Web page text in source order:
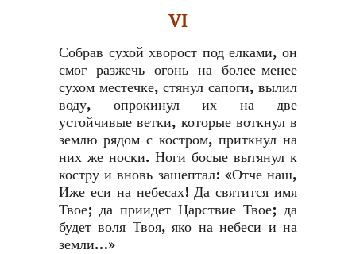
VI
Собрав сухой хворост под елками, он
смог разжечь огонь на более-менее
сухом местечке, стянул сапоги, вылил
воду, опрокинул их на две
устойчивые ветки, которые воткнул в
землю рядом с костром, приткнул на
них же носки. Ноги босые вытянул к
костру и вновь зашептал: «Отче наш,
Иже еси на небесах! Да святится имя
Твое; да приидет Царствие Твое; да
будет воля Твоя, яко на небеси и на
земли…»